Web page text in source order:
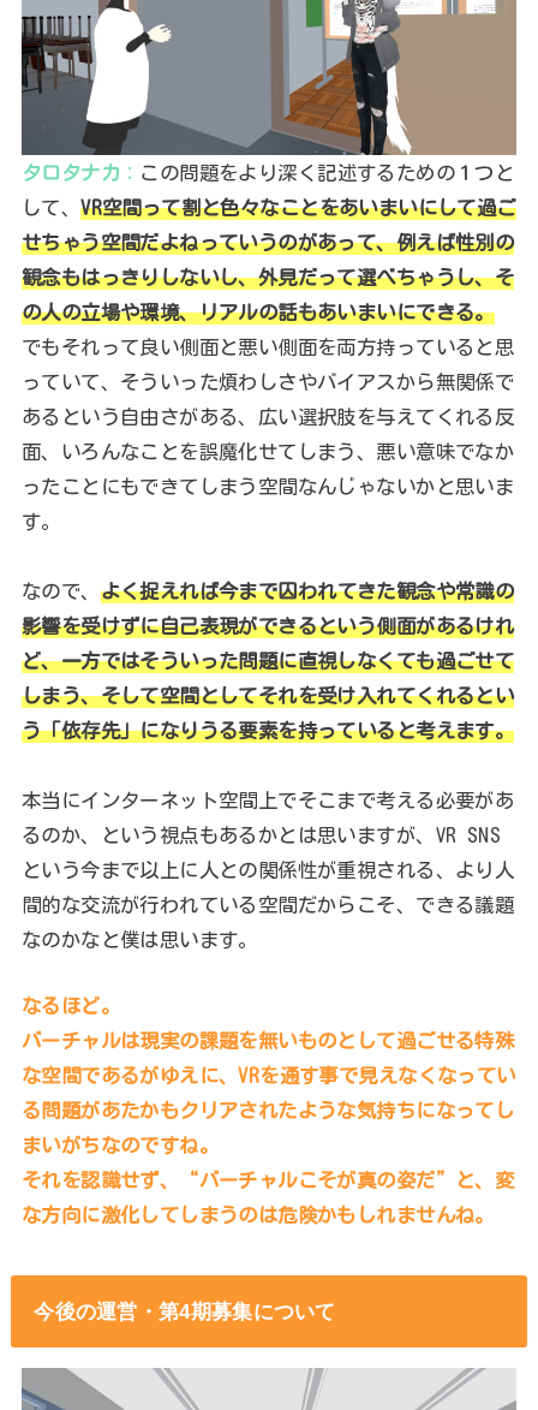
タロタナカ： この問題をより深く記述するための１つと
して、VR空間って割と色々なことをあいまいにして過ご
せちゃう空間だよねっていうのがあって、例えば性別の
観念もはっきりしないし、外見だって選べちゃうし、そ
の人の立場や環境、リアルの話もあいまいにできる。
でもそれって良い側面と悪い側面を両方持っていると思
っていて、そういった煩わしさやバイアスから無関係で
あるという自由さがある、広い選択肢を与えてくれる反
面、いろんなことを誤魔化せてしまう、悪い意味でなか
ったことにもできてしまう空間なんじゃないかと思いま
す。
なので、 よく捉えれば今まで囚われてきた観念や常識の
影響を受けずに自己表現ができるという側面があるけれ
ど、一方ではそういった問題に直視しなくても過ごせて
しまう、そして空間としてそれを受け入れてくれるとい
う「依存先」になりうる要素を持っていると考えます。
本当にインターネット空間上でそこまで考える必要があ
るのか、という視点もあるかとは思いますが、VR SNS
という今まで以上に人との関係性が重視される、より人
間的な交流が行われている空間だからこそ、できる議題
なのかなと僕は思います。
なるほど。
バーチャルは現実の課題を無いものとして過ごせる特殊
な空間であるがゆえに、VRを通す事で見えなくなってい
る問題があたかもクリアされたような気持ちになってし
まいがちなのですね。
それを認識せず、“バーチャルこそが真の姿だ”と、変
な方向に激化してしまうのは危険かもしれませんね。
今後の運営・第4期募集について